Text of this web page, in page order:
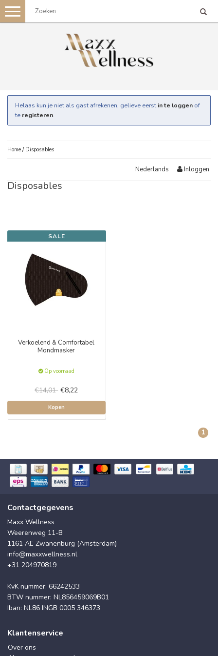
Toggle
navigation
Helaas kun je niet als gast afrekenen, gelieve eerst in te loggen of
te registeren.
Home / Disposables
Nederlands Inloggen
Disposables
SALE
Verkoelend & Comfortabel
Mondmasker
Op voorraad
€14,01 €8,22
Kopen
1
Contactgegevens
Maxx Wellness
Weerenweg 11-B
1161 AE Zwanenburg (Amsterdam)
info@maxxwellness.nl
+31 204970819
KvK nummer: 66242533
BTW nummer: NL856459069B01
Iban: NL86 INGB 0005 346373
Klantenservice
Over ons